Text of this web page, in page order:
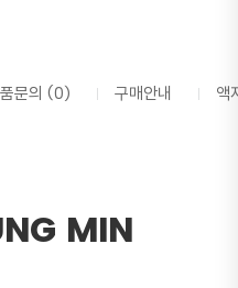
문의 (0) 구매안내 액
MIN